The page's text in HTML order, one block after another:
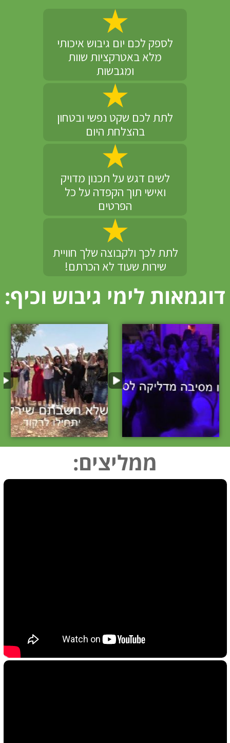
לספק לכם יום גיבוש איכותי
מלא באטרקציות שוות
ומגבשות
לתת לכם שקט נפשי ובטחון
בהצלחת היום
לשים דגש על תכנון מדויק
ואישי תוך הקפדה על כל
הפרטים
לתת לכך ולקבוצה שלך חוויית
שירות שעוד לא הכרתם!
דוגמאות לימי גיבוש וכיף:
ממליצים: